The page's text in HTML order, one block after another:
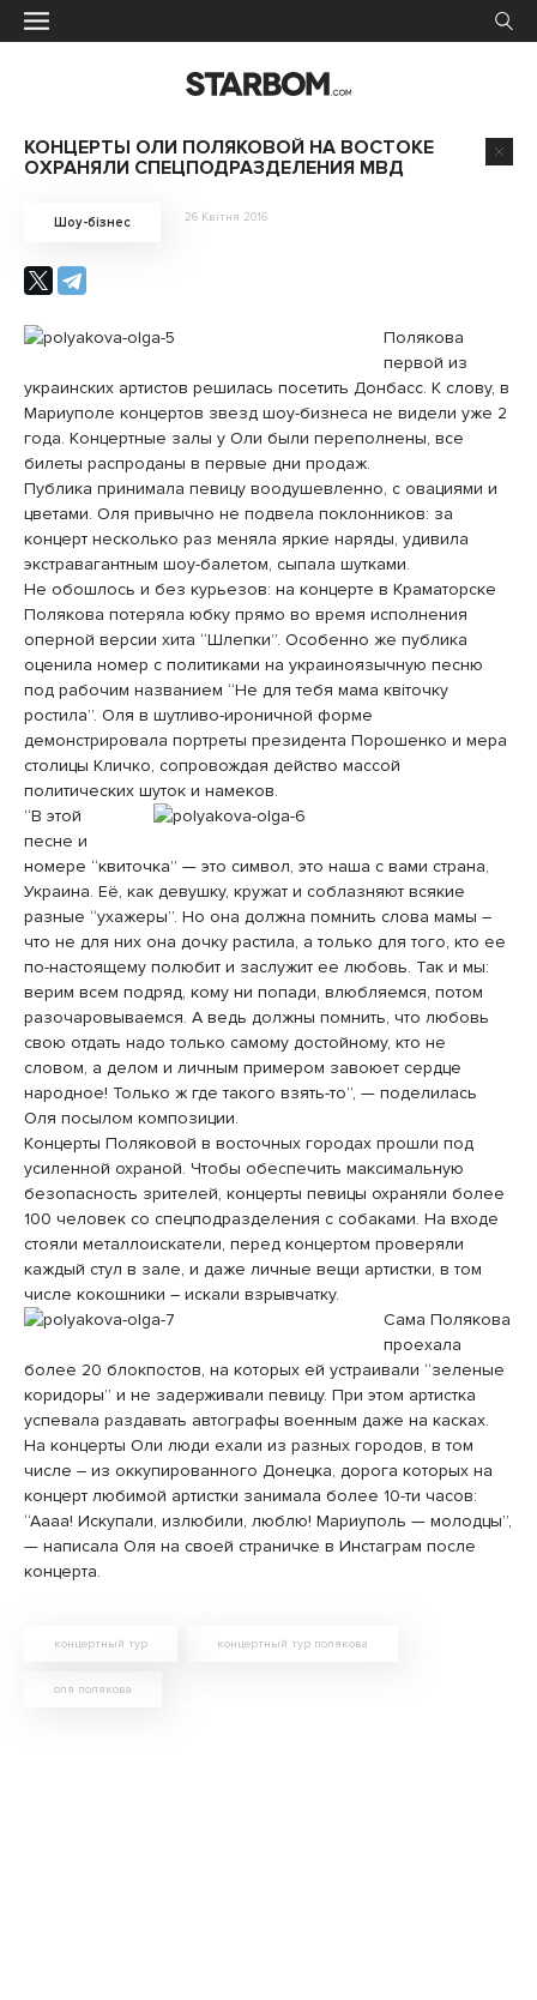
КОНЦЕРТЫ ОЛИ ПОЛЯКОВОЙ НА ВОСТОКЕ
ОХРАНЯЛИ СПЕЦПОДРАЗДЕЛЕНИЯ МВД
Шоу-бізнес 26 Квітня 2016
Полякова
первой из
украинских артистов решилась посетить Донбасс. К слову, в
Мариуполе концертов звезд шоу-бизнеса не видели уже 2
года. Концертные залы у Оли были переполнены, все
билеты распроданы в первые дни продаж.
Публика принимала певицу воодушевленно, с овациями и
цветами. Оля привычно не подвела поклонников: за
концерт несколько раз меняла яркие наряды, удивила
экстравагантным шоу-балетом, сыпала шутками.
Не обошлось и без курьезов: на концерте в Краматорске
Полякова потеряла юбку прямо во время исполнения
оперной версии хита “Шлепки”. Особенно же публика
оценила номер с политиками на украиноязычную песню
под рабочим названием “Не для тебя мама квіточку
ростила”. Оля в шутливо-ироничной форме
демонстрировала портреты президента Порошенко и мера
столицы Кличко, сопровождая действо массой
политических шуток и намеков.
“В этой
песне и
номере “квиточка” — это символ, это наша с вами страна,
Украина. Её, как девушку, кружат и соблазняют всякие
разные “ухажеры”. Но она должна помнить слова мамы –
что не для них она дочку растила, а только для того, кто ее
по-настоящему полюбит и заслужит ее любовь. Так и мы:
верим всем подряд, кому ни попади, влюбляемся, потом
разочаровываемся. А ведь должны помнить, что любовь
свою отдать надо только самому достойному, кто не
словом, а делом и личным примером завоюет сердце
народное! Только ж где такого взять-то”, — поделилась
Оля посылом композиции.
Концерты Поляковой в восточных городах прошли под
усиленной охраной. Чтобы обеспечить максимальную
безопасность зрителей, концерты певицы охраняли более
100 человек со спецподразделения с собаками. На входе
стояли металлоискатели, перед концертом проверяли
каждый стул в зале, и даже личные вещи артистки, в том
числе кокошники – искали взрывчатку.
Сама Полякова
проехала
более 20 блокпостов, на которых ей устраивали “зеленые
коридоры” и не задерживали певицу. При этом артистка
успевала раздавать автографы военным даже на касках.
На концерты Оли люди ехали из разных городов, в том
числе – из оккупированного Донецка, дорога которых на
концерт любимой артистки занимала более 10-ти часов:
“Аааа! Искупали, излюбили, люблю! Мариуполь — молодцы”,
— написала Оля на своей страничке в Инстаграм после
концерта.
концертный тур концертный тур полякова
оля полякова